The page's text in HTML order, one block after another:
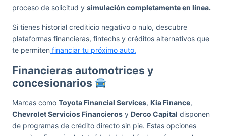
proceso de solicitud y simulación completamente en línea.
Si tienes historial crediticio negativo o nulo, descubre
plataformas financieras, fintechs y créditos alternativos que
te permiten financiar tu próximo auto.
Financieras automotrices y
concesionarios
Marcas como Toyota Financial Services, Kia Finance,
Chevrolet Servicios Financieros y Derco Capital disponen
de programas de crédito directo sin pie. Estas opciones